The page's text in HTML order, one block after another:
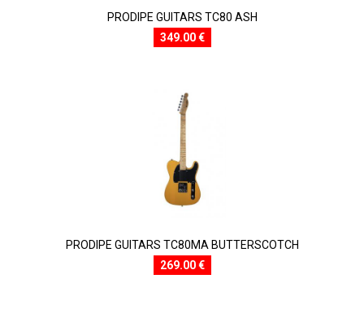
PRODIPE GUITARS TC80 ASH
349.00 €
PRODIPE GUITARS TC80MA BUTTERSCOTCH
269.00 €